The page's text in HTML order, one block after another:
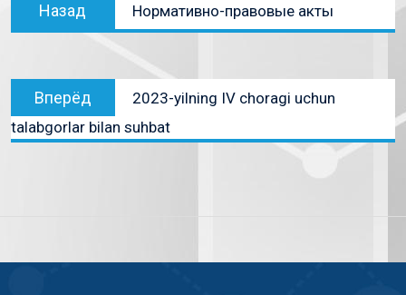
Назад Нормативно-правовые акты
Вперёд
2023-yilning IV choragi uchun
talabgorlar bilan suhbat